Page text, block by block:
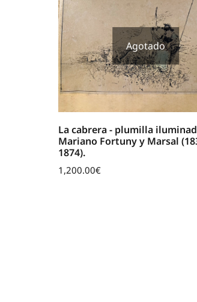
Agotado
La cabrera - plumilla
Mariano Fortuny y Marsal
1874).
1,200.00€